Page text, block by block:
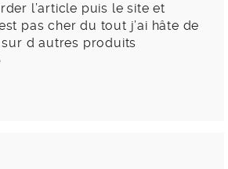
l’article puis le site et
pas cher du tout j’ai hâte de
d autres produits